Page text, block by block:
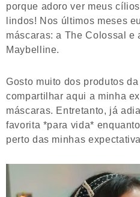
porque adoro ver meus
lindos! Nos últimos meses
máscaras: a The Colossal e
Maybelline.
Gosto muito dos produtos
compartilhar aqui a minha
máscaras. Entretanto, já
favorita *para vida*
perto das minhas